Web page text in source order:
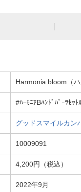
Harmonia bloom（
#ﾊｰﾓﾆｱBﾊﾝﾄﾞﾊﾟｰﾂｾｯﾄ
グッドスマイルカン
10009091
4,200円（税込）
2022年9月